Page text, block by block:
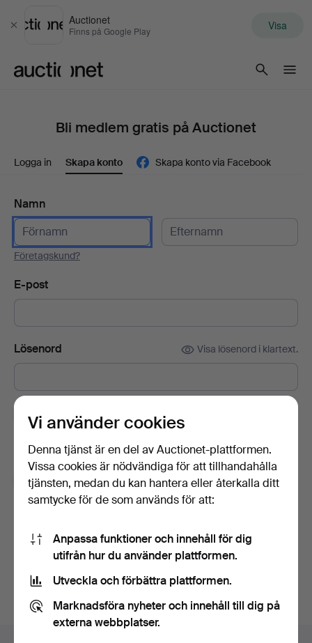
Stäng
Auctionet
Finns på Google Play Visa
Bli medlem gratis på Auctionet
Logga in Skapa konto Skapa konto via Facebook
Namn
Företagskund?
E-post
Lösenord Visa lösenord i klartext.
Prenumerera på Auctionets nyhetsbrev.
ångrar dig kan du enkelt avsluta prenumerationen.
Jag är över 18 år och jag godkänner
användarvillkoren,köpvillkorensamt bekräftar att jag
Skapa konto
Vi använder cookies
Denna tjänst är en del av Auctionet-plattformen.
Vissa cookies är nödvändiga för att tillhandahålla
tjänsten, medan du kan hantera eller återkalla ditt
samtycke för de som används för att:
Anpassa funktioner och innehåll för dig
utifrån hur du använder plattformen.
Utveckla och förbättra plattformen.
Marknadsföra nyheter och innehåll till dig på
externa webbplatser.